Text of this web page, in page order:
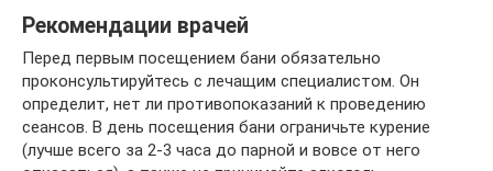
Рекомендации врачей
Перед первым посещением бани обязательно
проконсультируйтесь с лечащим специалистом. Он
определит, нет ли противопоказаний к проведению
сеансов. В день посещения бани ограничьте курение
(лучше всего за 2-3 часа до парной и вовсе от него